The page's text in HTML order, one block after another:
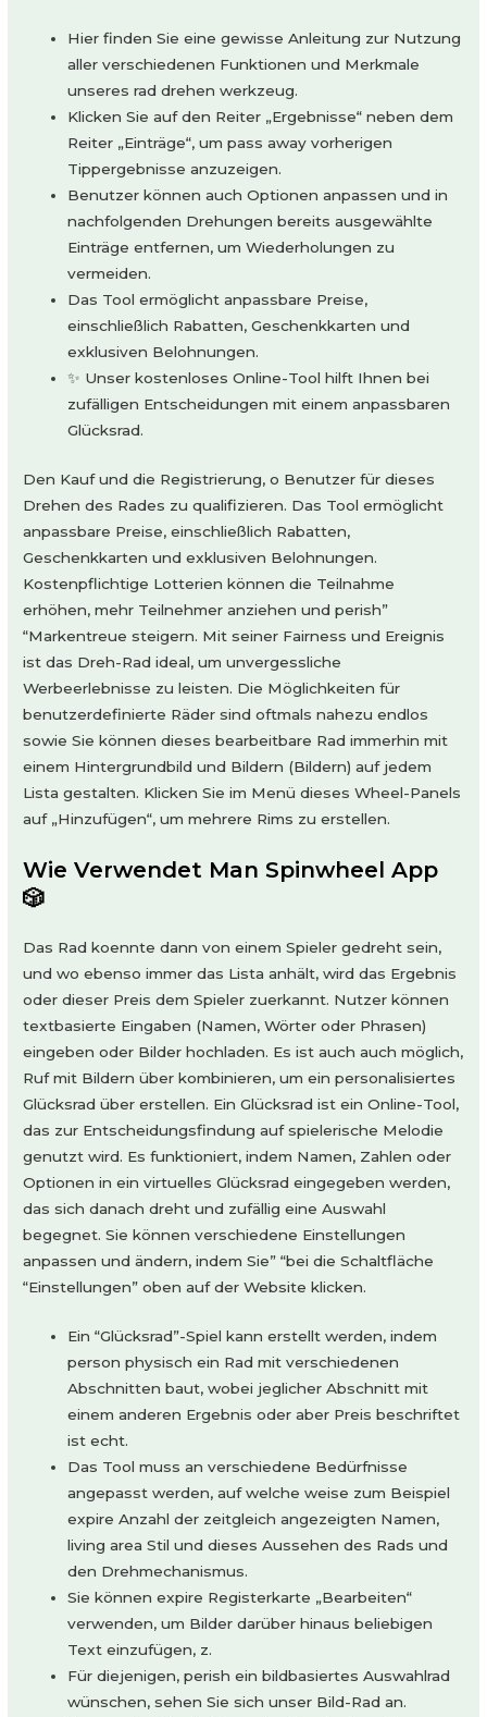
Hier finden Sie eine gewisse Anleitung zur Nutzung
aller verschiedenen Funktionen und Merkmale
unseres rad drehen werkzeug.
Klicken Sie auf den Reiter „Ergebnisse“ neben dem
Reiter „Einträge“, um pass away vorherigen
Tippergebnisse anzuzeigen.
Benutzer können auch Optionen anpassen und in
nachfolgenden Drehungen bereits ausgewählte
Einträge entfernen, um Wiederholungen zu
vermeiden.
Das Tool ermöglicht anpassbare Preise,
einschließlich Rabatten, Geschenkkarten und
exklusiven Belohnungen.
✨ Unser kostenloses Online-Tool hilft Ihnen bei
zufälligen Entscheidungen mit einem anpassbaren
Glücksrad.
Den Kauf und die Registrierung, o Benutzer für dieses
Drehen des Rades zu qualifizieren. Das Tool ermöglicht
anpassbare Preise, einschließlich Rabatten,
Geschenkkarten und exklusiven Belohnungen.
Kostenpflichtige Lotterien können die Teilnahme
erhöhen, mehr Teilnehmer anziehen und perish”
“Markentreue steigern. Mit seiner Fairness und Ereignis
ist das Dreh-Rad ideal, um unvergessliche
Werbeerlebnisse zu leisten. Die Möglichkeiten für
benutzerdefinierte Räder sind oftmals nahezu endlos
sowie Sie können dieses bearbeitbare Rad immerhin mit
einem Hintergrundbild und Bildern (Bildern) auf jedem
Lista gestalten. Klicken Sie im Menü dieses Wheel-Panels
auf „Hinzufügen“, um mehrere Rims zu erstellen.
Wie Verwendet Man Spinwheel App
🎲
Das Rad koennte dann von einem Spieler gedreht sein,
und wo ebenso immer das Lista anhält, wird das Ergebnis
oder dieser Preis dem Spieler zuerkannt. Nutzer können
textbasierte Eingaben (Namen, Wörter oder Phrasen)
eingeben oder Bilder hochladen. Es ist auch auch möglich,
Ruf mit Bildern über kombinieren, um ein personalisiertes
Glücksrad über erstellen. Ein Glücksrad ist ein Online-Tool,
das zur Entscheidungsfindung auf spielerische Melodie
genutzt wird. Es funktioniert, indem Namen, Zahlen oder
Optionen in ein virtuelles Glücksrad eingegeben werden,
das sich danach dreht und zufällig eine Auswahl
begegnet. Sie können verschiedene Einstellungen
anpassen und ändern, indem Sie” “bei die Schaltfläche
“Einstellungen” oben auf der Website klicken.
Ein “Glücksrad”-Spiel kann erstellt werden, indem
person physisch ein Rad mit verschiedenen
Abschnitten baut, wobei jeglicher Abschnitt mit
einem anderen Ergebnis oder aber Preis beschriftet
ist echt.
Das Tool muss an verschiedene Bedürfnisse
angepasst werden, auf welche weise zum Beispiel
expire Anzahl der zeitgleich angezeigten Namen,
living area Stil und dieses Aussehen des Rads und
den Drehmechanismus.
Sie können expire Registerkarte „Bearbeiten“
verwenden, um Bilder darüber hinaus beliebigen
Text einzufügen, z.
Für diejenigen, perish ein bildbasiertes Auswahlrad
wünschen, sehen Sie sich unser Bild-Rad an.